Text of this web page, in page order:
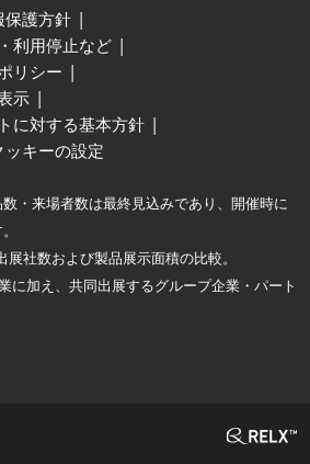
保護方針
利用停止など
リシー
示
に対する基本方針
ッキーの設定
・来場者数は最終見込みであり、開催時に
社数および製品展示面積の比較。
に加え、共同出展するグループ企業・パート